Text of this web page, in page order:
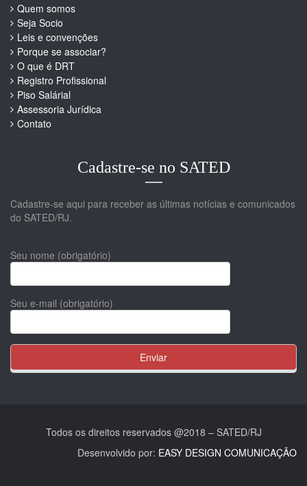
Quem somos
Seja Socio
Leis e convenções
Porque se associar?
O que é DRT
Registro Profissional
Piso Salárial
Assessoria Jurídica
Contato
Cadastre-se no SATED
Cadastre-se aqui para receber as últimas notícias e comunicados
do SATED/RJ.
Seu nome (obrigatório)
Seu e-mail (obrigatório)
Todos os direitos reservados @2018 – SATED/RJ
Desenvolvido por: EASY DESIGN COMUNICAÇÃO